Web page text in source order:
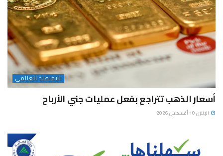
الاقتصاد العالمى
أسعار الذهب تتراجع بفعل عمليات جني الأرباح
الإثنين 10 أغسطس 2026